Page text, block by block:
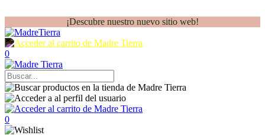
¡Descubre nuestro nuevo sitio web!
0
0